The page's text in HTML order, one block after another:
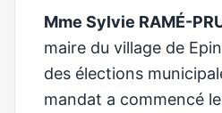
Mme Sylvie RAMÉ-
maire du village de
des élections
mandat a commencé le